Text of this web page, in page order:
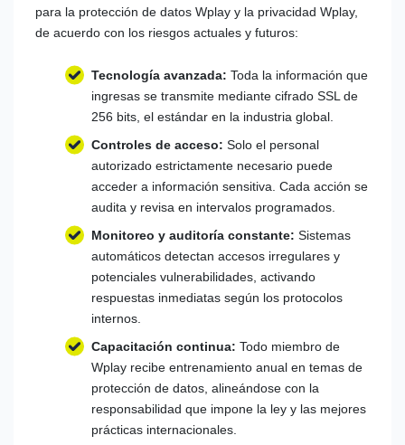
para la protección de datos Wplay y la privacidad Wplay,
de acuerdo con los riesgos actuales y futuros:
Tecnología avanzada: Toda la información que
ingresas se transmite mediante cifrado SSL de
256 bits, el estándar en la industria global.
Controles de acceso: Solo el personal
autorizado estrictamente necesario puede
acceder a información sensitiva. Cada acción se
audita y revisa en intervalos programados.
Monitoreo y auditoría constante: Sistemas
automáticos detectan accesos irregulares y
potenciales vulnerabilidades, activando
respuestas inmediatas según los protocolos
internos.
Capacitación continua: Todo miembro de
Wplay recibe entrenamiento anual en temas de
protección de datos, alineándose con la
responsabilidad que impone la ley y las mejores
prácticas internacionales.